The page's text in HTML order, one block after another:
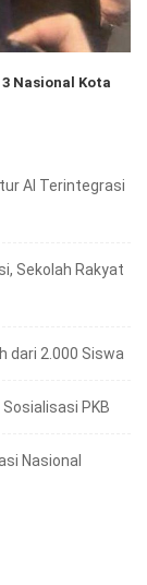
Nasional Kota
AI Terintegrasi
Sekolah Rakyat
dari 2.000 Siswa
PKB
Nasional